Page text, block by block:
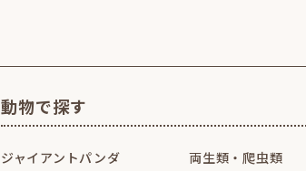
動物で探す
ジャイアントパンダ
両生類・爬虫類